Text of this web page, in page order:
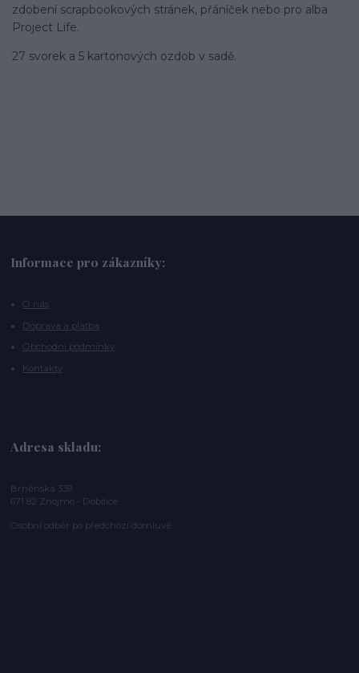
zdobení scrapbookových stránek, přáníček nebo pro alba
Project Life.
27 svorek a 5 kartonových ozdob v sadě.
Informace pro zákazníky:
O nás
Doprava a platba
Obchodní podmínky
Kontakty
Adresa skladu:
Brněnská 339
671 82 Znojmo - Dobšice
Osobní odběr po předchozí domluvě.